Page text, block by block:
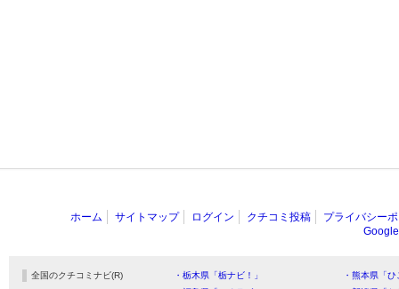
ホーム サイトマップ ログイン クチコミ投稿
プライバシー
全国のクチコミナビ(R) ・栃木県「栃ナビ！」
・熊本県「